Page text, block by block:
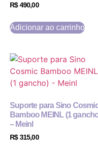
R$490,00
Adicionar ao carrinho
Suporte para Sino
Bamboo MEINL (1
– Meinl
R$315,00